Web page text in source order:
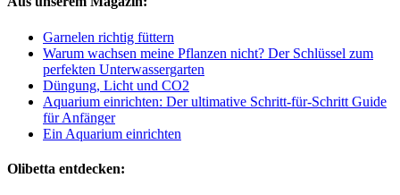
Garnelen richtig füttern
Warum wachsen meine Pflanzen nicht? Der Schlüssel zum
perfekten Unterwassergarten
Düngung, Licht und CO2
Aquarium einrichten: Der ultimative Schritt-für-Schritt Guide
für Anfänger
Ein Aquarium einrichten
Olibetta entdecken: